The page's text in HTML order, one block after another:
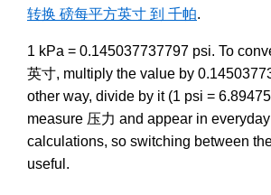
转换 磅每平方英寸 到 千帕.
1 kPa = 0.145037737797 psi. To
英寸, multiply the value by
other way, divide by it (1 psi =
measure 压力 and appear in
calculations, so switching between
useful.